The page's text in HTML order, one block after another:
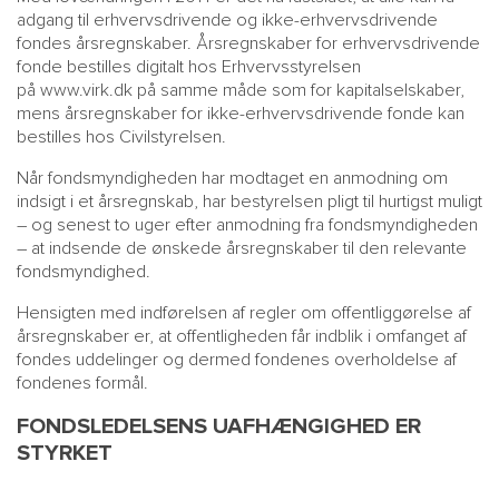
adgang til erhvervsdrivende og ikke-erhvervsdrivende
fondes årsregnskaber. Årsregnskaber for erhvervsdrivende
fonde bestilles digitalt hos Erhvervsstyrelsen
på www.virk.dk på samme måde som for kapitalselskaber,
mens årsregnskaber for ikke-erhvervsdrivende fonde kan
bestilles hos Civilstyrelsen.
Når fondsmyndigheden har modtaget en anmodning om
indsigt i et årsregnskab, har bestyrelsen pligt til hurtigst muligt
– og senest to uger efter anmodning fra fondsmyndigheden
– at indsende de ønskede årsregnskaber til den relevante
fondsmyndighed.
Hensigten med indførelsen af regler om offentliggørelse af
årsregnskaber er, at offentligheden får indblik i omfanget af
fondes uddelinger og dermed fondenes overholdelse af
fondenes formål.
FONDSLEDELSENS UAFHÆNGIGHED ER
STYRKET